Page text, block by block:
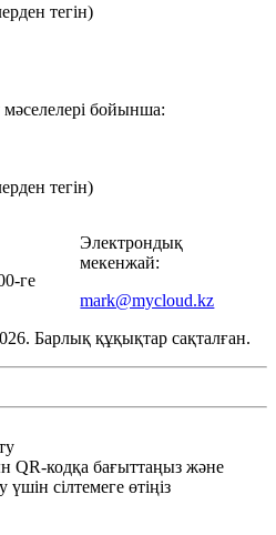
тегін)
бойынша:
тегін)
ге
Электрондық
мекенжай:
mark@mycloud.kz
Барлық құқықтар сақталған.
QR-кодқа бағыттаңыз және
сілтемеге өтіңіз